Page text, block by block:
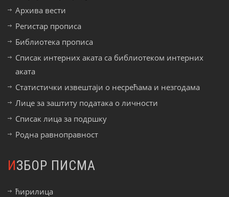
Архива вести
Регистар прописа
Библиотека прописа
Списак интерних аката са библиотеком интерних
аката
Статистички извештаји о несрећама и незгодама
Лице за заштиту података о личности
Списак лица за подршку
Родна равноправност
ИЗБОР ПИСМА
ћирилица